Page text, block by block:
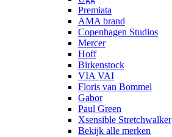
Premiata
AMA brand
Copenhagen Studios
Mercer
Hoff
Birkenstock
VIA VAI
Floris van Bommel
Gabor
Paul Green
Xsensible Stretchwalker
Bekijk alle merken